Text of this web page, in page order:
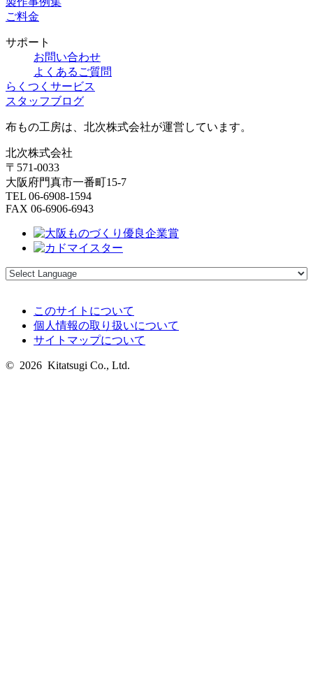
ご料金
サポート
お問い合わせ
よくあるご質問
らくつくサービス
スタッフブログ
布もの工房は、北次株式会社が運営しています。
北次株式会社
〒571-0033
大阪府門真市一番町15-7
TEL 06-6908-1594
FAX 06-6906-6943
このサイトについて
個人情報の取り扱いについて
サイトマップについて
© 2026 Kitatsugi Co., Ltd.